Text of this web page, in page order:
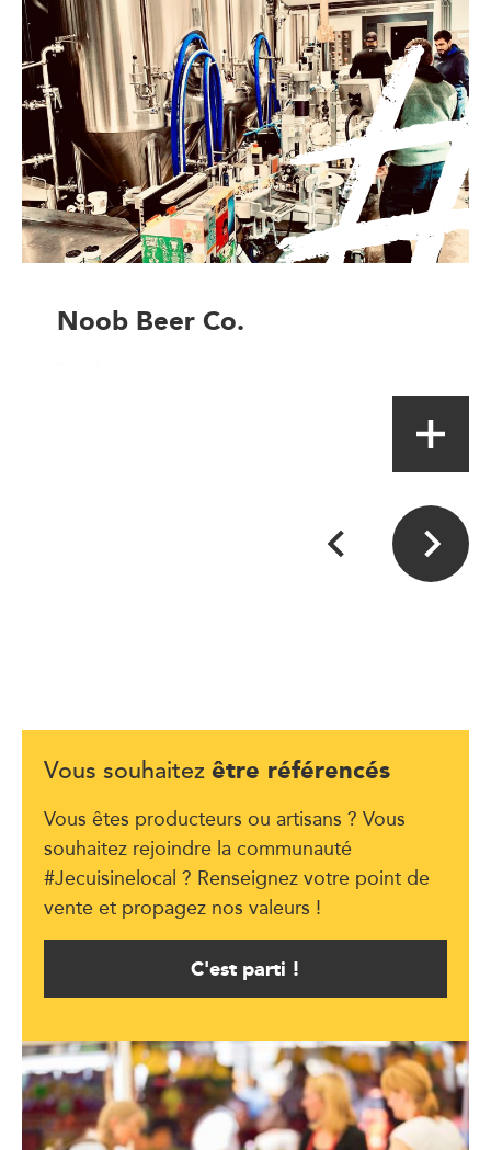
Noob Beer Co.
Vous souhaitez être référencés
Vous êtes producteurs ou artisans ? Vous
souhaitez rejoindre la communauté
#Jecuisinelocal ? Renseignez votre point de
vente et propagez nos valeurs !
C'est parti !